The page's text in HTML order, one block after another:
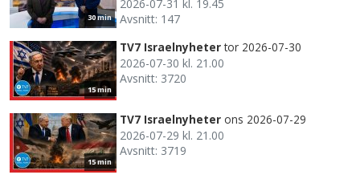
30 min
2026-07-31 kl. 19.45
Avsnitt: 147
15 min
TV7 Israelnyheter tor 2026-07-30
2026-07-30 kl. 21.00
Avsnitt: 3720
15 min
TV7 Israelnyheter ons 2026-07-29
2026-07-29 kl. 21.00
Avsnitt: 3719